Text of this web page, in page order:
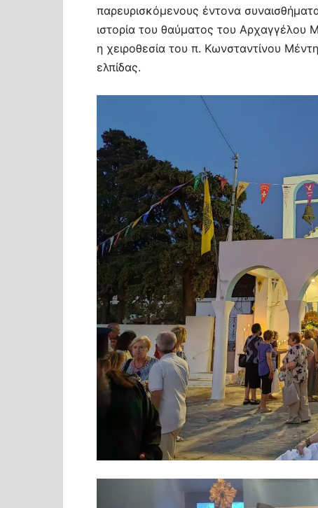
παρευρισκόμενους έντονα
ιστορία του θαύματος του Αρχαγγέλου
η χειροθεσία του π. Κωνσταντίνου
ελπίδας.